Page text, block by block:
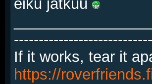
eiku jatkuu
If it works, tear it
https://